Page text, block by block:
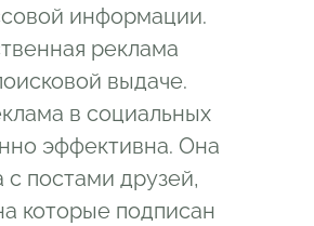
информации.
реклама
выдаче.
в социальных
эффективна. Она
постами друзей,
которые подписан